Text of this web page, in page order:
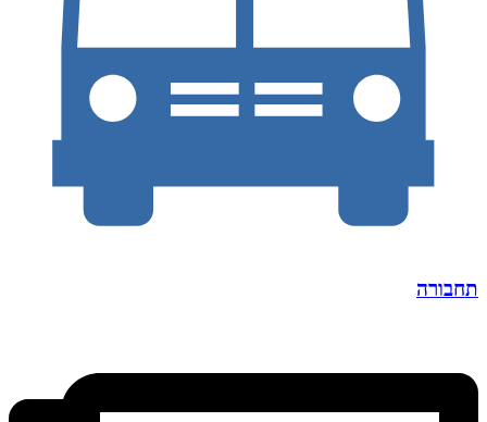
תחבורה